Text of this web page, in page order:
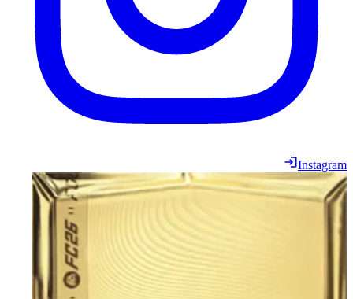
Instagram